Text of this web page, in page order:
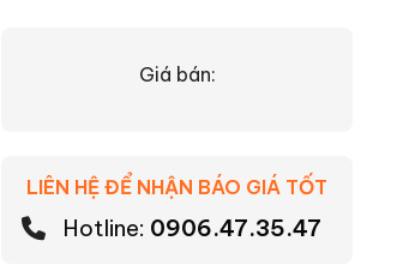
Giá bán:
LIÊN HỆ ĐỂ NHẬN BÁO GIÁ TỐT
Hotline: 0906.47.35.47